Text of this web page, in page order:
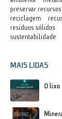
preservar
reciclagem
resíduos sólidos
sustentabilidade
MAIS LIDAS
O lixo